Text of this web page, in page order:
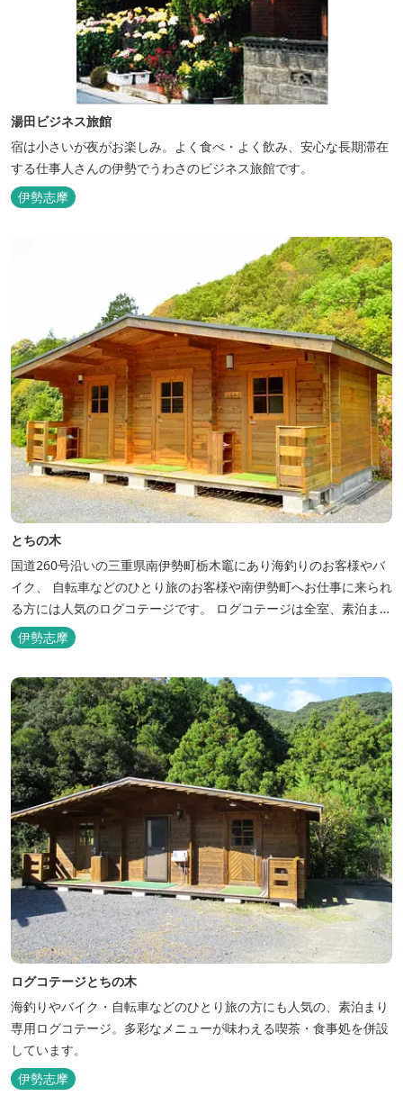
湯田ビジネス旅館
宿は小さいが夜がお楽しみ。よく食べ・よく飲み、安心な長期滞在
する仕事人さんの伊勢でうわさのビジネス旅館です。
伊勢志摩
とちの木
国道260号沿いの三重県南伊勢町栃木竈にあり海釣りのお客様やバ
イク、 自転車などのひとり旅のお客様や南伊勢町へお仕事に来られ
る方には人気のログコテージです。 ログコテージは全室、素泊まり
となっており、おひとり様限定のお部屋、お二人様限定のお部屋、
3名様から5名様限定のお部屋とあります。 お風呂やトイレは別棟
に完備。 国道260号向いには喫茶食事とちの木では、お食事もでき
人気のトンテ...
伊勢志摩
ログコテージとちの木
海釣りやバイク・自転車などのひとり旅の方にも人気の、素泊まり
専用ログコテージ。多彩なメニューが味わえる喫茶・食事処を併設
しています。
伊勢志摩